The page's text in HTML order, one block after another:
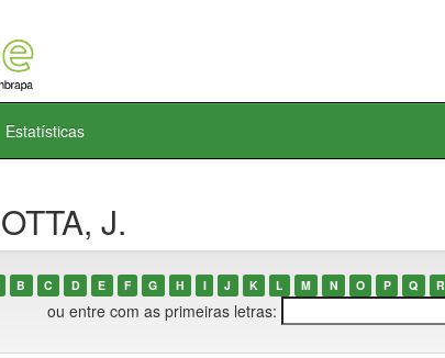
Estatísticas
J.
B C D E F G H I J K L M N O P Q R
ou entre com as primeiras letras: